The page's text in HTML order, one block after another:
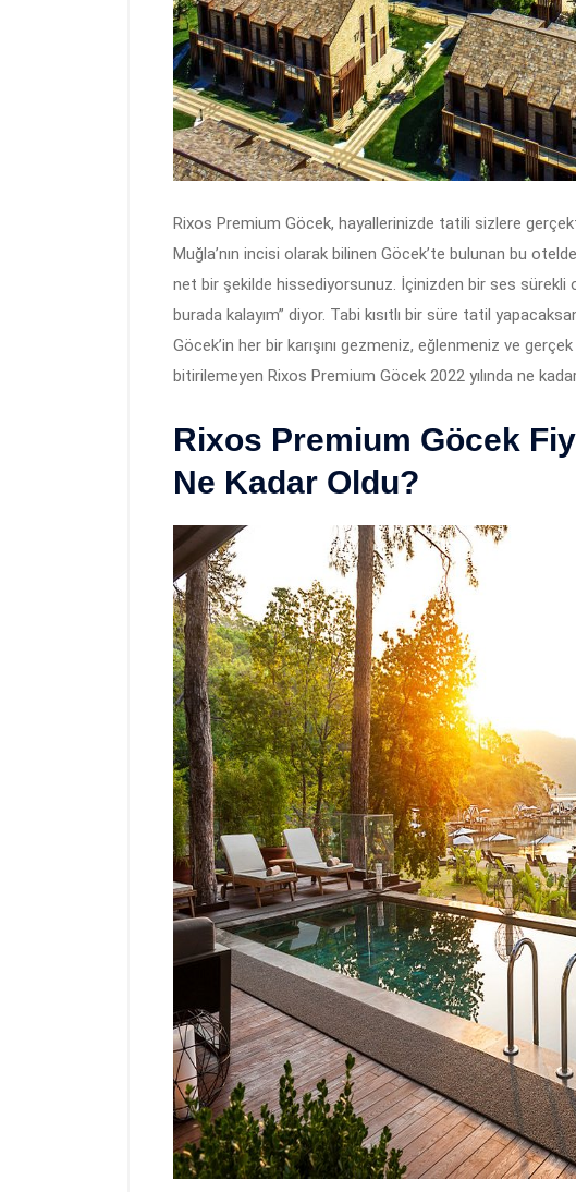
Rixos Premium Göcek, hayallerinizde tatili sizlere
Muğla’nın incisi olarak bilinen Göcek’te bulunan bu
net bir şekilde hissediyorsunuz. İçinizden bir ses sürekli
burada kalayım” diyor. Tabi kısıtlı bir süre tatil
Göcek’in her bir karışını gezmeniz, eğlenmeniz ve
bitirilemeyen Rixos Premium Göcek 2022 yılında ne
Rixos Premium Göcek
Ne Kadar Oldu?